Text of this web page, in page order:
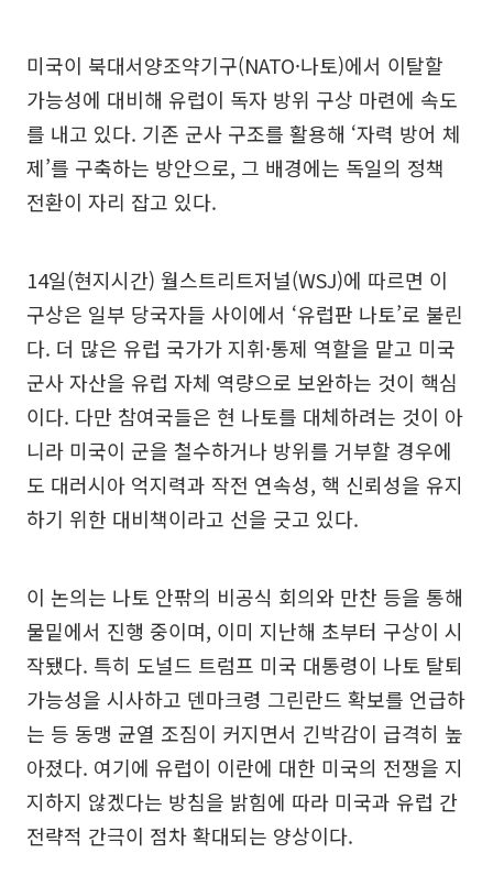
미국이 북대서양조약기구(NATO·나토)에서 이탈할
가능성에 대비해 유럽이 독자 방위 구상 마련에 속도
를 내고 있다. 기존 군사 구조를 활용해 ‘자력 방어 체
제’를 구축하는 방안으로, 그 배경에는 독일의 정책
전환이 자리 잡고 있다.
14일(현지시간) 월스트리트저널(WSJ)에 따르면 이
구상은 일부 당국자들 사이에서 ‘유럽판 나토’로 불린
다. 더 많은 유럽 국가가 지휘·통제 역할을 맡고 미국
군사 자산을 유럽 자체 역량으로 보완하는 것이 핵심
이다. 다만 참여국들은 현 나토를 대체하려는 것이 아
니라 미국이 군을 철수하거나 방위를 거부할 경우에
도 대러시아 억지력과 작전 연속성, 핵 신뢰성을 유지
하기 위한 대비책이라고 선을 긋고 있다.
이 논의는 나토 안팎의 비공식 회의와 만찬 등을 통해
물밑에서 진행 중이며, 이미 지난해 초부터 구상이 시
작됐다. 특히 도널드 트럼프 미국 대통령이 나토 탈퇴
가능성을 시사하고 덴마크령 그린란드 확보를 언급하
는 등 동맹 균열 조짐이 커지면서 긴박감이 급격히 높
아졌다. 여기에 유럽이 이란에 대한 미국의 전쟁을 지
지하지 않겠다는 방침을 밝힘에 따라 미국과 유럽 간
전략적 간극이 점차 확대되는 양상이다.